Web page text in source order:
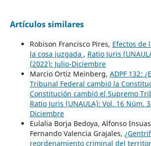
Artículos similares
Robison Francisco Pires, Efectos de
la cosa juzgada , Ratio Juris
(2022): Julio-Diciembre
Marcio Ortiz Meinberg, ADPF 132:
Tribunal Federal cambió la
Constitución cambió el Supremo
Ratio Juris (UNAULA): Vol. 16 Núm.
Diciembre
Eulalia Borja Bedoya, Alfonso
Fernando Valencia Grajales,
reordenamiento criminal del